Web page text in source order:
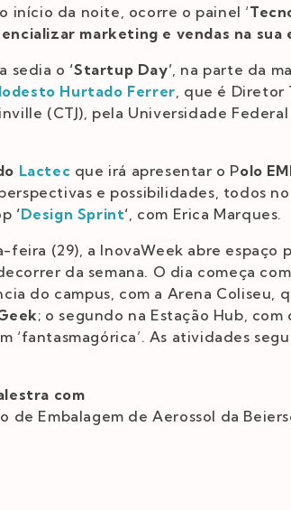
início da noite, ocorre o painel ‘
marketing e vendas na sua
sedia o ‘Startup Day’ , na parte da
Hurtado Ferrer , que é
(CTJ), pela Universidade
Lactec que irá apresentar o Polo
e possibilidades, todos
‘Design Sprint‘ , com Erica Marques.
(29), a InovaWeek abre espaço
da semana. O dia começa
do campus, com a Arena Coliseu,
; o segundo na Estação Hub, com
‘fantasmagórica’. As atividades
com
de Embalagem de Aerossol da